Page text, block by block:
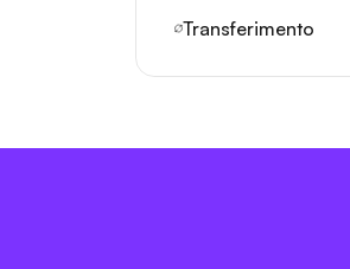
Transferimento